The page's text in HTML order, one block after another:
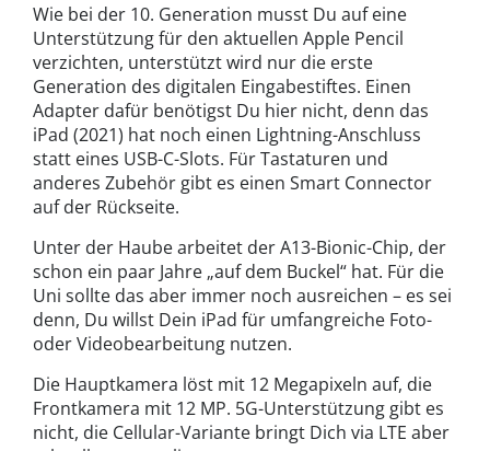
Wie bei der 10. Generation musst Du auf eine
Unterstützung für den aktuellen Apple Pencil
verzichten, unterstützt wird nur die erste
Generation des digitalen Eingabestiftes. Einen
Adapter dafür benötigst Du hier nicht, denn das
iPad (2021) hat noch einen Lightning-Anschluss
statt eines USB-C-Slots. Für Tastaturen und
anderes Zubehör gibt es einen Smart Connector
auf der Rückseite.
Unter der Haube arbeitet der A13-Bionic-Chip, der
schon ein paar Jahre „auf dem Buckel“ hat. Für die
Uni sollte das aber immer noch ausreichen – es sei
denn, Du willst Dein iPad für umfangreiche Foto-
oder Videobearbeitung nutzen.
Die Hauptkamera löst mit 12 Megapixeln auf, die
Frontkamera mit 12 MP. 5G-Unterstützung gibt es
nicht, die Cellular-Variante bringt Dich via LTE aber